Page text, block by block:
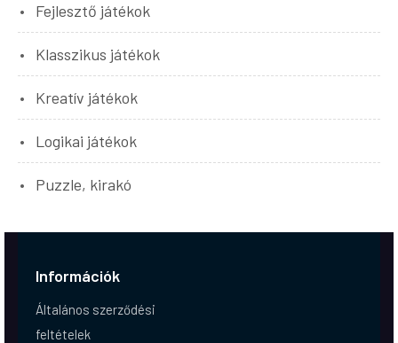
Fejlesztő játékok
Klasszikus játékok
Kreatív játékok
Logikai játékok
Puzzle, kirakó
Információk
Általános szerződési
feltételek